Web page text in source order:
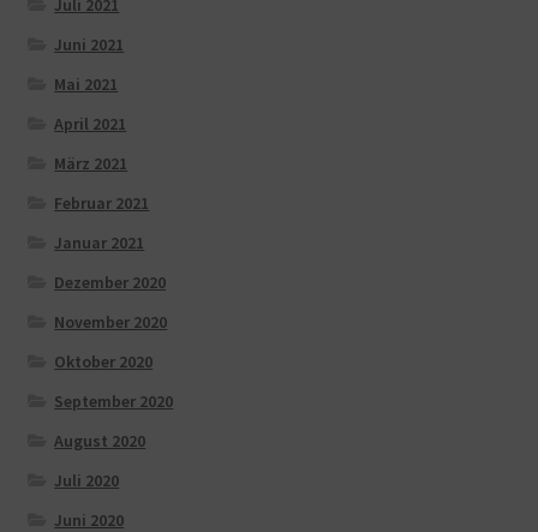
Juli 2021
Juni 2021
Mai 2021
April 2021
März 2021
Februar 2021
Januar 2021
Dezember 2020
November 2020
Oktober 2020
September 2020
August 2020
Juli 2020
Juni 2020